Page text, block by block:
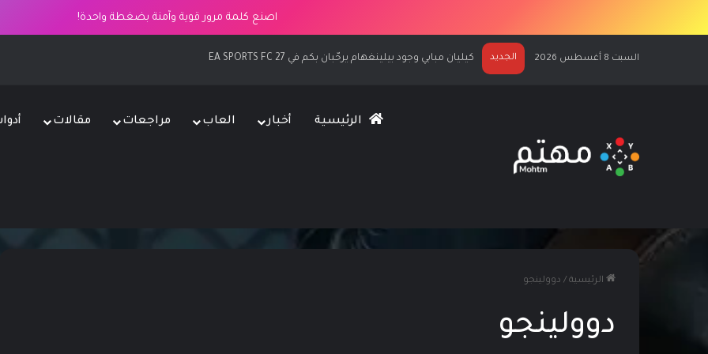
اصنع كلمة مرور قوية وآمنة بضغطة واحدة!
السبت 8 أغسطس 2026 الجديد كيليان مبابي وجود بيلينغهام يرحّبان بكم في EA SPORTS FC 27
الرئيسية أخبار العاب مراجعات مقالات
الرئيسية / دوولينجو
دوولينجو